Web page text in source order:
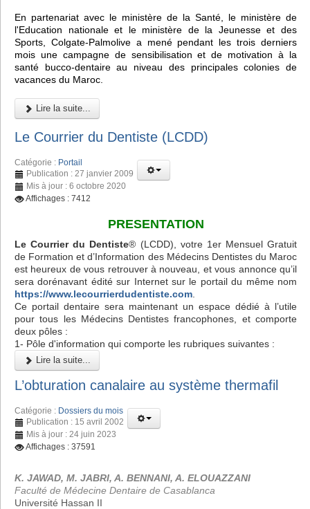
En partenariat avec le ministère de la Santé, le ministère de
l'Education nationale et le ministère de la Jeunesse et des
Sports, Colgate-Palmolive a mené pendant les trois derniers
mois une campagne de sensibilisation et de motivation à la
santé bucco-dentaire au niveau des principales colonies de
vacances du Maroc.
Lire la suite...
Le Courrier du Dentiste (LCDD)
Catégorie : Portail
Publication : 27 janvier 2009
Mis à jour : 6 octobre 2020
Affichages : 7412
PRESENTATION
Le Courrier du Dentiste® (LCDD), votre 1er Mensuel Gratuit
de Formation et d’Information des Médecins Dentistes du Maroc
est heureux de vous retrouver à nouveau, et vous annonce qu’il
sera dorénavant édité sur Internet sur le portail du même nom
https://www.lecourrierdudentiste.com
Ce portail dentaire sera maintenant un espace dédié à l’utile
pour tous les Médecins Dentistes francophones, et comporte
deux pôles :
1- Pôle d'information qui comporte les rubriques suivantes :
Lire la suite...
L’obturation canalaire au système thermafil
Catégorie : Dossiers du mois
Publication : 15 avril 2002
Mis à jour : 24 juin 2023
Affichages : 37591
K. JAWAD, M. JABRI, A. BENNANI, A. ELOUAZZANI
Faculté de Médecine Dentaire de Casablanca
Université Hassan II